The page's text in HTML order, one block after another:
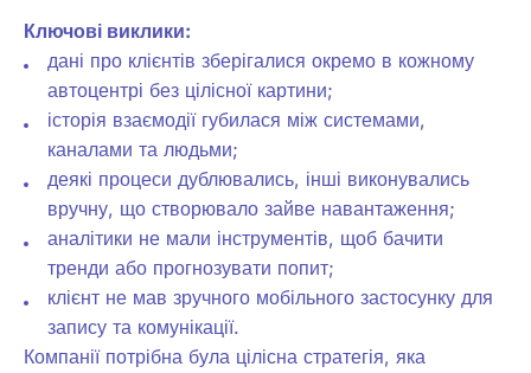
Ключові виклики:
дані про клієнтів зберігалися окремо в кожному
автоцентрі без цілісної картини;
історія взаємодії губилася між системами,
каналами та людьми;
деякі процеси дублювались, інші виконувались
вручну, що створювало зайве навантаження;
аналітики не мали інструментів, щоб бачити
тренди або прогнозувати попит;
клієнт не мав зручного мобільного застосунку для
запису та комунікації.
Компанії потрібна була цілісна стратегія, яка